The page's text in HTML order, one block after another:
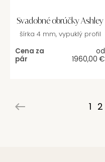
Svadobné obrúčky Ashley
šírka 4 mm, vypuklý profil
Cena za
pár
od
1960,00 €
1 2